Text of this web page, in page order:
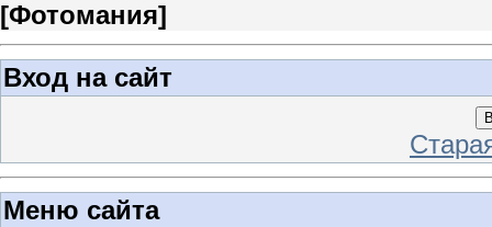
[Фотомания]
Вход на сайт
Меню сайта